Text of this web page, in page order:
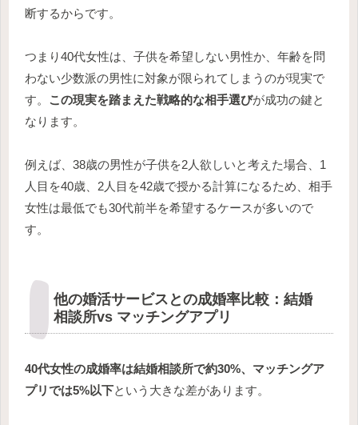
断するからです。
つまり40代女性は、子供を希望しない男性か、年齢を問
わない少数派の男性に対象が限られてしまうのが現実で
す。 この現実を踏まえた戦略的な相手選びが成功の鍵と
なります。
例えば、38歳の男性が子供を2人欲しいと考えた場合、1
人目を40歳、2人目を42歳で授かる計算になるため、相手
女性は最低でも30代前半を希望するケースが多いので
す。
他の婚活サービスとの成婚率比較：結婚
相談所vs マッチングアプリ
40代女性の成婚率は結婚相談所で約30%、マッチングア
プリでは5%以下という大きな差があります。